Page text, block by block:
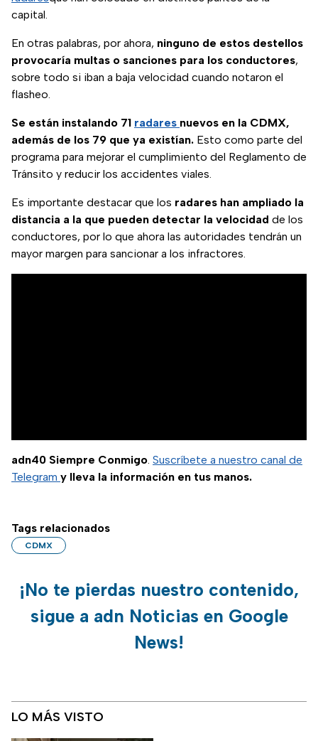
capital.
En otras palabras, por ahora, ninguno de estos destellos
provocaría multas o sanciones para los conductores,
sobre todo si iban a baja velocidad cuando notaron el
flasheo.
Se están instalando 71 radares nuevos en la CDMX,
además de los 79 que ya existían. Esto como parte del
programa para mejorar el cumplimiento del Reglamento de
Tránsito y reducir los accidentes viales.
Es importante destacar que los radares han ampliado la
distancia a la que pueden detectar la velocidad de los
conductores, por lo que ahora las autoridades tendrán un
mayor margen para sancionar a los infractores.
adn40 Siempre Conmigo. Suscríbete a nuestro canal de
Telegram y lleva la información en tus manos.
Tags relacionados
CDMX
¡No te pierdas nuestro contenido,
sigue a adn Noticias en Google
News!
LO MÁS VISTO